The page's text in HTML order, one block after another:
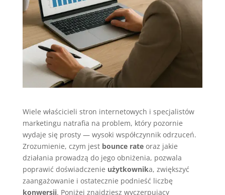
Wiele właścicieli stron internetowych i specjalistów
marketingu natrafia na problem, który pozornie
wydaje się prosty — wysoki współczynnik odrzuceń.
Zrozumienie, czym jest bounce rateoraz jakie
działania prowadzą do jego obniżenia, pozwala
poprawić doświadczenie użytkownika, zwiększyć
zaangażowanie i ostatecznie podnieść liczbę
konwersji. Poniżej znajdziesz wyczerpujący